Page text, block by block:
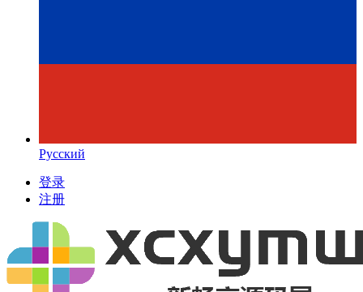
Русский
登录
注册